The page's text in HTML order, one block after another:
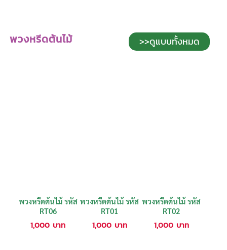
พวงหรีดต้นไม้ >>ดูแบบทั้งหมด
พวงหรีดต้นไม้ รหัส
RT06
1,000 บาท
พวงหรีดต้นไม้ รหัส
RT01
1,000 บาท
พวงหรีดต้นไม้ รหัส
RT02
1,000 บาท